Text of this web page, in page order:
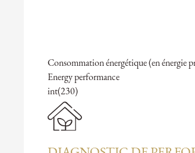
Consommation énergétique (en énergie
Energy performance
int(230)